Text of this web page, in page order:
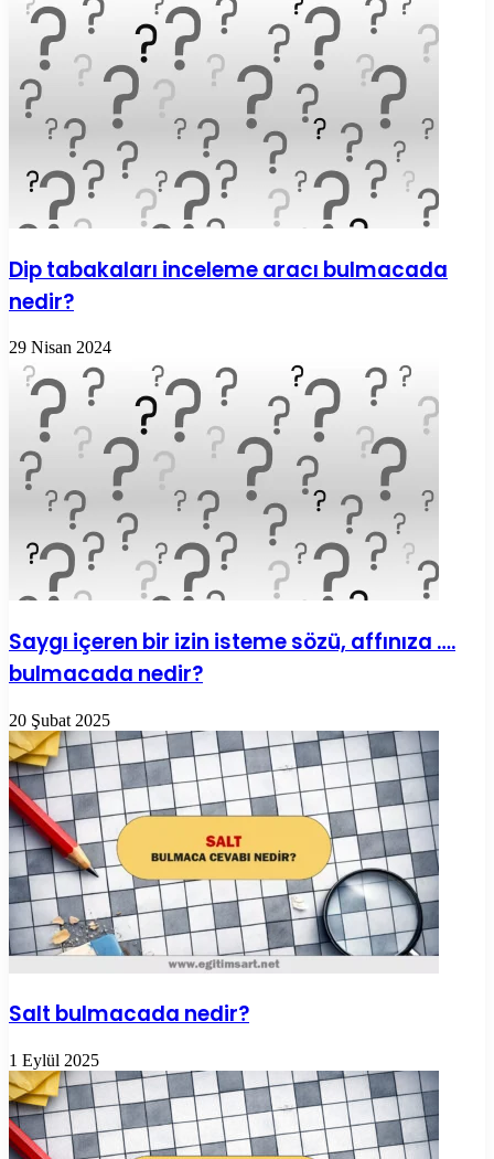
Dip tabakaları inceleme aracı bulmacada
nedir?
29 Nisan 2024
Saygı içeren bir izin isteme sözü, affınıza ….
bulmacada nedir?
20 Şubat 2025
Salt bulmacada nedir?
1 Eylül 2025